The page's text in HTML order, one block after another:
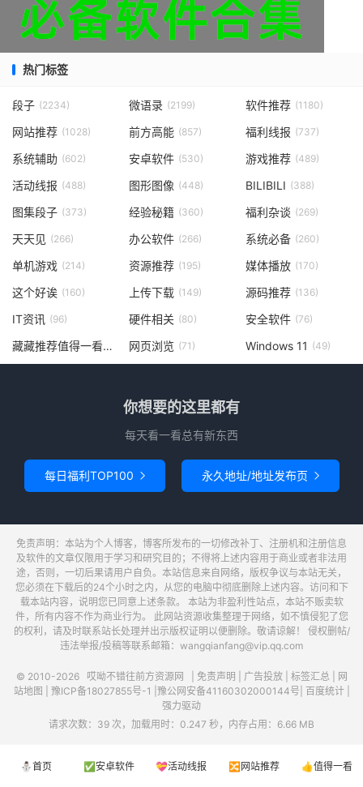
热门标签
段子 (2234) 微语录 (2199) 软件推荐 (1180)
网站推荐 (1028) 前方高能 (857) 福利线报 (737)
系统辅助 (602) 安卓软件 (530) 游戏推荐 (489)
活动线报 (488) 图形图像 (448) BILIBILI (388)
图集段子 (373) 经验秘籍 (360) 福利杂谈 (269)
天天见 (266) 办公软件 (266) 系统必备 (260)
单机游戏 (214) 资源推荐 (195) 媒体播放 (170)
这个好诶 (160) 上传下载 (149) 源码推荐 (136)
IT资讯 (96) 硬件相关 (80) 安全软件 (76)
藏藏推荐值得一看(73) 网页浏览 (71) Windows 11 (49)
你想要的这里都有
每天看一看总有新东西
每日福利TOP100  永久地址/地址发布页 
免责声明：本站为个人博客，博客所发布的一切修改补丁、注册机和注册信息
及软件的文章仅限用于学习和研究目的；不得将上述内容用于商业或者非法用
途，否则，一切后果请用户自负。本站信息来自网络，版权争议与本站无关，
您必须在下载后的24个小时之内，从您的电脑中彻底删除上述内容。访问和下
载本站内容，说明您已同意上述条款。 本站为非盈利性站点，本站不贩卖软
件，所有内容不作为商业行为。 此网站资源收集整理于网络，如不慎侵犯了您
的权利，请及时联系站长处理并出示版权证明以便删除。敬请谅解！ 侵权删帖/
违法举报/投稿等联系邮箱：wangqianfang@vip.qq.com
© 2010-2026 哎呦不错往前方资源网 免责声明 广告投放| 标签汇总|
网
站地图
豫ICP备18027855号-1 豫公网安备41160302000144号 百度统计|
强力驱动
请求次数：39 次，加载用时：0.247 秒，内存占用：6.66 MB
⛄首页 ✅安卓软件 💝活动线报 🔀网站推荐 👍值得一看